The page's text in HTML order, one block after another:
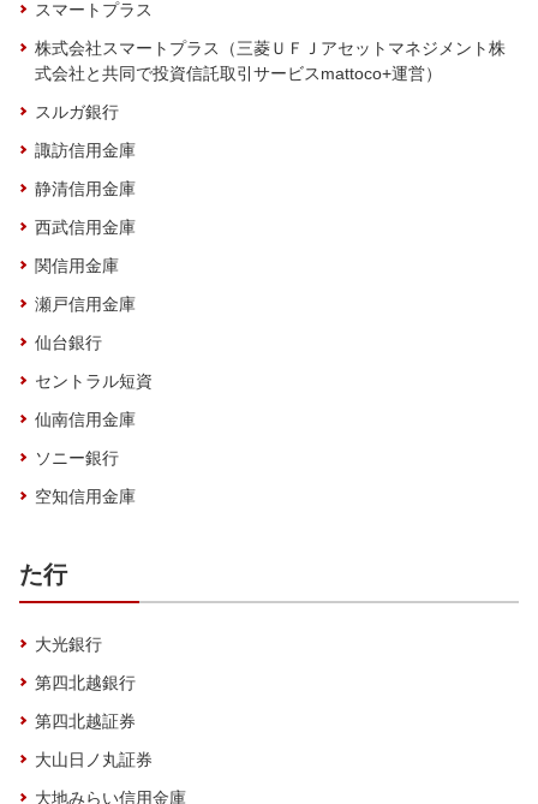
スマートプラス
株式会社スマートプラス（三菱ＵＦＪアセットマネジメント株
式会社と共同で投資信託取引サービスmattoco+運営）
スルガ銀行
諏訪信用金庫
静清信用金庫
西武信用金庫
関信用金庫
瀬戸信用金庫
仙台銀行
セントラル短資
仙南信用金庫
ソニー銀行
空知信用金庫
た行
大光銀行
第四北越銀行
第四北越証券
大山日ノ丸証券
大地みらい信用金庫